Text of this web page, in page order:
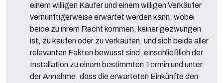
einem willigen Käufer und einem willigen Verkäufer
vernünftigerweise erwartet werden kann, wobei
beide zu ihrem Recht kommen, keiner gezwungen
ist, zu kaufen oder zu verkaufen, und sich beide aller
relevanten Fakten bewusst sind, einschließlich der
Installation zu einem bestimmten Termin und unter
der Annahme, dass die erwarteten Einkünfte den